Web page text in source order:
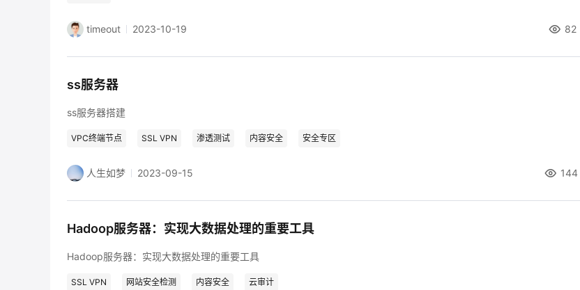
timeout 2023-10-19 82
ss服务器
ss服务器搭建
VPC终端节点 SSL VPN 渗透测试 内容安全 安全专区
人生如梦 2023-09-15 144
Hadoop服务器：实现大数据处理的重要工具
Hadoop服务器：实现大数据处理的重要工具
SSL VPN 网站安全检测 内容安全 云审计